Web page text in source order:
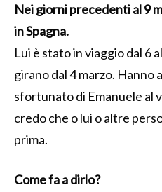
Nei giorni precedenti al 9
in Spagna.
Lui è stato in viaggio dal 6
girano dal 4 marzo.
sfortunato di Emanuele al
credo che o lui o altre
prima.
Come fa a dirlo?